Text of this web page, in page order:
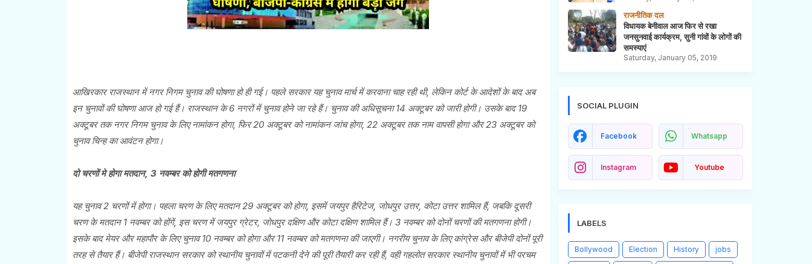
आखिरकार राजस्थान में नगर निगम चुनाव की घोषणा हो ही गई। पहले सरकार यह चुनाव मार्च में करवाना चाह रही थी, लेकिन कोर्ट के आदेशों के बाद अब
इन चुनावों की घोषणा आज हो गई हैं। राजस्थान के 6 नगरों में चुनाव होने जा रहे हैं। चुनाव की अधिसूचना 14 अक्टूबर को जारी होगी। उसके बाद 19
अक्टूबर तक नगर निगम चुनाव के लिए नामांकन होगा, फिर 20 अक्टूबर को नामांकन जांच होगा, 22 अक्टूबर तक नाम वापसी होगा और 23 अक्टूबर को
चुनाव चिन्ह का आवंटन होगा।
दो चरणों मे होगा मतदान, 3 नवम्बर को होगी मतगणना
यह चुनाव 2 चरणों में होगा। पहला चरण के लिए मतदान 29 अक्टूबर को होगा, इसमें जयपुर हैरिटेज, जोधपुर उत्तर, कोटा उत्तर शामिल हैं, जबकि दूसरी
चरण के मतदान 1 नवम्बर को होंगें, इस चरण में जयपुर ग्रेटर, जोधपुर दक्षिण और कोटा दक्षिण शामिल हैं। 3 नवम्बर को दोनों चरणों की मतगणना होगी।
इसके बाद मेयर और महापौर के लिए चुनाव 10 नवम्बर को होगा और 11 नवम्बर को मतगणना की जाएगी। नगरीय चुनाव के लिए कांग्रेस और बीजेपी दोनों पूरी
तरह से तैयार हैं। बीजेपी राजस्थान सरकार को स्थानीय चुनावों में पटकनी देने की पूरी तैयारी कर रही हैं, वही गहलोत सरकार स्थानीय चुनावों में भी परचम
राजनीतिक दल
विधायक बेनीवाल आज फिर से रखा
जनसुनवाई कार्यक्रम, सुनी गांवों के लोगों की
समस्याएं
Saturday, January 05, 2019
SOCIAL PLUGIN
Facebook Whatsapp
Instagram Youtube
LABELS
Bollywood Election History jobs